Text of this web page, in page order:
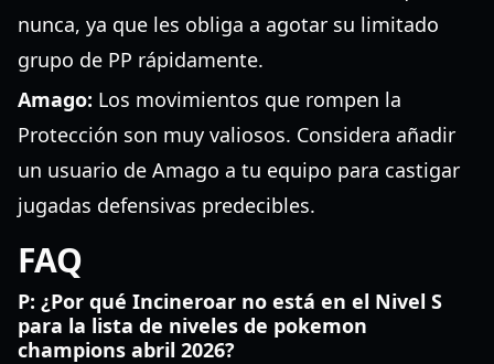
nunca, ya que les obliga a agotar su limitado
grupo de PP rápidamente.
Amago: Los movimientos que rompen la
Protección son muy valiosos. Considera añadir
un usuario de Amago a tu equipo para castigar
jugadas defensivas predecibles.
FAQ
P: ¿Por qué Incineroar no está en el Nivel S
para la lista de niveles de pokemon
champions abril 2026?